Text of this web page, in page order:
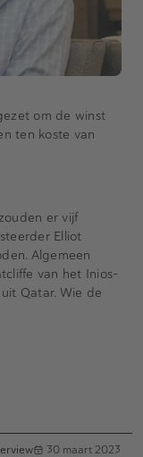
om de winst
ten koste van
er vijf
Elliot
Algemeen
van het Inios-
Qatar. Wie de
30 maart 2023